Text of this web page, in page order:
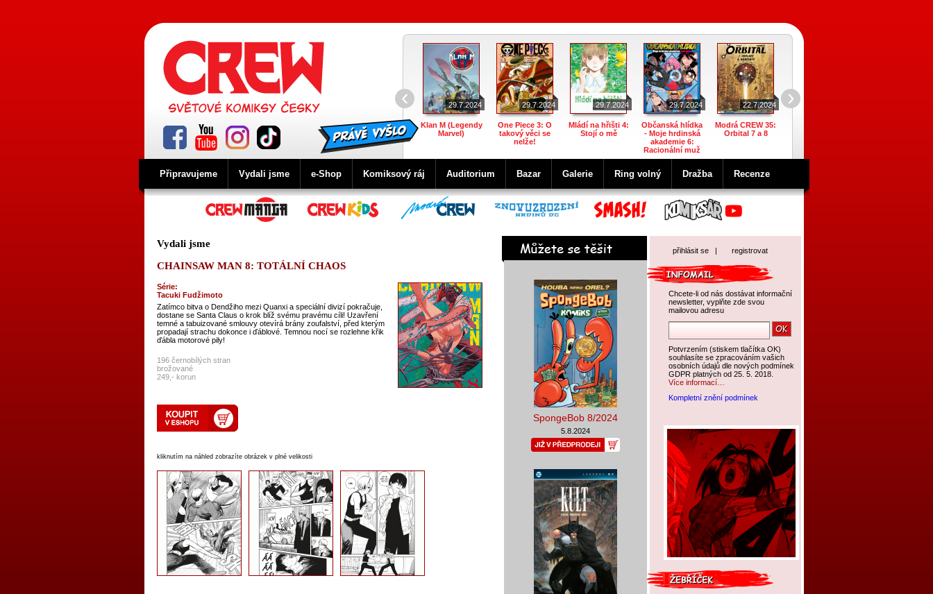
29.7.2024
Klan M (Legendy
Marvel)
29.7.2024
One Piece 3: O
takový věci se
nelže!
29.7.2024
Mládí na hřišti 4:
Stojí o mě
29.7.2024
Občanská hlídka
- Moje hrdinská
akademie 6:
Racionální muž
22.7.2024
Modrá CREW 35:
Orbital 7 a 8
‹ ›
Připravujeme Vydali jsme e-Shop Komiksový ráj Auditorium Bazar Galerie Ring volný Dražba Recenze
Vydali jsme
CHAINSAW MAN 8: TOTÁLNÍ CHAOS
Série:
Tacuki Fudžimoto
Zatímco bitva o Dendžiho mezi Quanxi a speciální divizí pokračuje,
dostane se Santa Claus o krok blíž svému pravému cíli! Uzavření
temné a tabuizované smlouvy otevírá brány zoufalství, před kterým
propadají strachu dokonce i ďáblové. Temnou nocí se rozlehne křik
ďábla motorové pily!
196 černobílých stran
brožované
249,- korun
kliknutím na náhled zobrazíte obrázek v plné velikosti
přihlásit se | registrovat
Chcete-li od nás dostávat informační
newsletter, vyplňte zde svou
mailovou adresu
Potvrzením (stiskem tlačítka OK)
souhlasíte se zpracováním vašich
osobních údajů dle nových podmínek
GDPR platných od 25. 5. 2018.
Více informací…
Kompletní znění podmínek
SpongeBob 8/2024
5.8.2024